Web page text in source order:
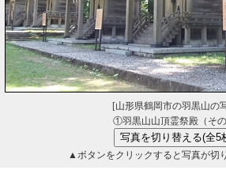
[山形県鶴岡市の羽黒山の
①羽黒山山頂霊祭殿（その
▲ボタンをクリックすると写真が切